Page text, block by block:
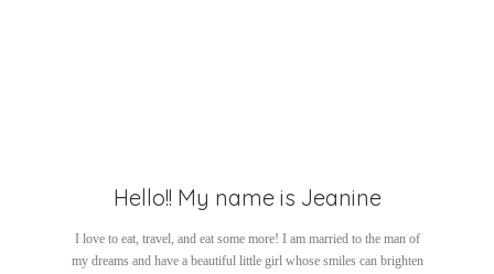
Hello!! My name is Jeanine
I love to eat, travel, and eat some more! I am married to the man of
my dreams and have a beautiful little girl whose smiles can brighten